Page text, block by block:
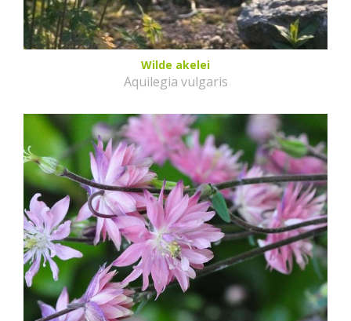
Wilde akelei
Aquilegia vulgaris